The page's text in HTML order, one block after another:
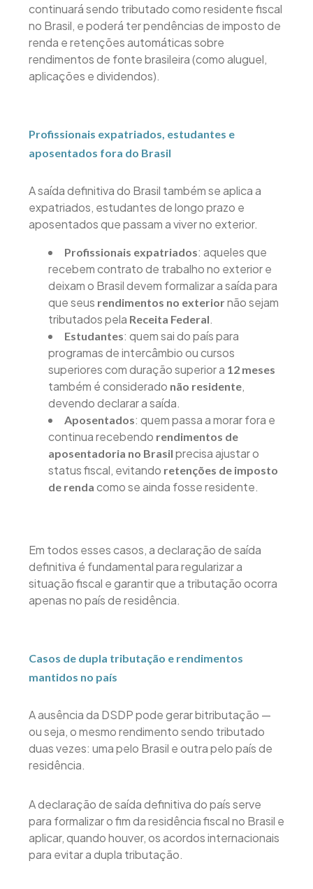
continuará sendo tributado como residente fiscal
no Brasil, e poderá ter pendências de imposto de
renda e retenções automáticas sobre
rendimentos de fonte brasileira (como aluguel,
aplicações e dividendos).
Profissionais expatriados, estudantes e
aposentados fora do Brasil
A saída definitiva do Brasil também se aplica a
expatriados, estudantes de longo prazo e
aposentados que passam a viver no exterior.
Profissionais expatriados: aqueles que
recebem contrato de trabalho no exterior e
deixam o Brasil devem formalizar a saída para
que seus rendimentos no exteriornão sejam
tributados pela Receita Federal.
Estudantes: quem sai do país para
programas de intercâmbio ou cursos
superiores com duração superior a 12 meses
também é considerado não residente,
devendo declarar a saída.
Aposentados: quem passa a morar fora e
continua recebendo rendimentos de
aposentadoria no Brasil precisa ajustar o
status fiscal, evitando retenções de imposto
de renda como se ainda fosse residente.
Em todos esses casos, a declaração de saída
definitiva é fundamental para regularizar a
situação fiscal e garantir que a tributação ocorra
apenas no país de residência.
Casos de dupla tributação e rendimentos
mantidos no país
A ausência da DSDP pode gerar bitributação —
ou seja, o mesmo rendimento sendo tributado
duas vezes: uma pelo Brasil e outra pelo país de
residência.
A declaração de saída definitiva do país serve
para formalizar o fim da residência fiscal no Brasil e
aplicar, quando houver, os acordos internacionais
para evitar a dupla tributação.